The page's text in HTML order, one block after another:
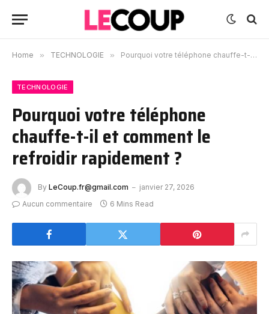
Home » TECHNOLOGIE » Pourquoi votre téléphone chauffe-t-il et comment le refroidir rapidement ?
TECHNOLOGIE
Pourquoi votre téléphone
chauffe-t-il et comment le
refroidir rapidement ?
By LeCoup.fr@gmail.com
janvier 27, 2026
Aucun commentaire
6 Mins Read